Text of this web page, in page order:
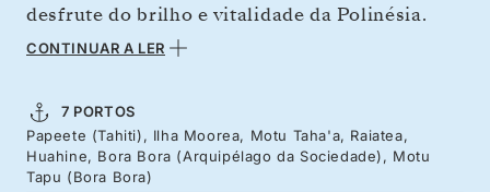
desfrute do brilho e vitalidade da Polinésia.
Levado pelos ventos alísios de Tahiti a
repletas de cores e contrastes: dos picos
verdes aos vales exuberantes e lagoas
cristalinas com peixes tropicais coloridos.
CONTINUAR A LER
7 PORTOS
Papeete (Tahiti), Ilha Moorea, Motu Taha'a, Raiatea,
Huahine, Bora Bora (Arquipélago da Sociedade), Motu
Tapu (Bora Bora)